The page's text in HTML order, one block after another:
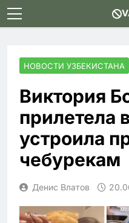
Skip
to
НОВОСТИ УЗБЕКИСТАНА
Виктория
прилетела
устроила
чебурекам
Денис Влатов